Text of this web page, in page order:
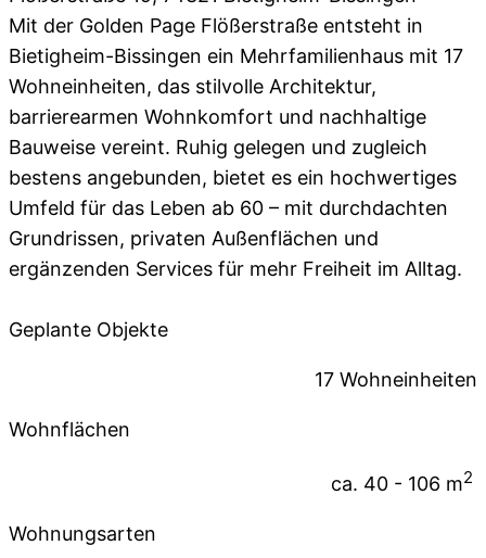
Mit der Golden Page Flößerstraße entsteht in
Bietigheim-Bissingen ein Mehrfamilienhaus mit 17
Wohneinheiten, das stilvolle Architektur,
barrierearmen Wohnkomfort und nachhaltige
Bauweise vereint. Ruhig gelegen und zugleich
bestens angebunden, bietet es ein hochwertiges
Umfeld für das Leben ab 60 – mit durchdachten
Grundrissen, privaten Außenflächen und
ergänzenden Services für mehr Freiheit im Alltag.
Geplante Objekte
17 Wohneinheiten
Wohnflächen
ca. 40 - 106 m2
Wohnungsarten